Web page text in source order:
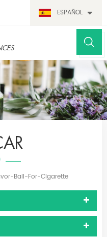
ESPAÑOL
Ball-For-Cigarette